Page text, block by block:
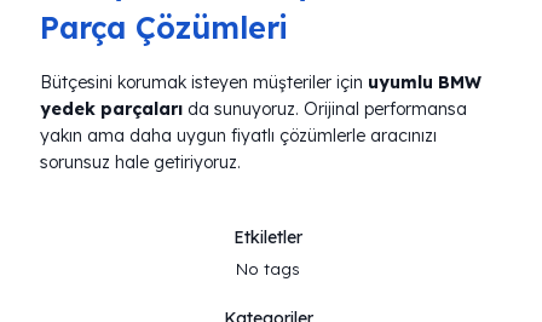
Parça Çözümleri
Bütçesini korumak isteyen müşteriler için uyumlu BMW
yedek parçaları da sunuyoruz. Orijinal performansa
yakın ama daha uygun fiyatlı çözümlerle aracınızı
sorunsuz hale getiriyoruz.
Etkiletler
No tags